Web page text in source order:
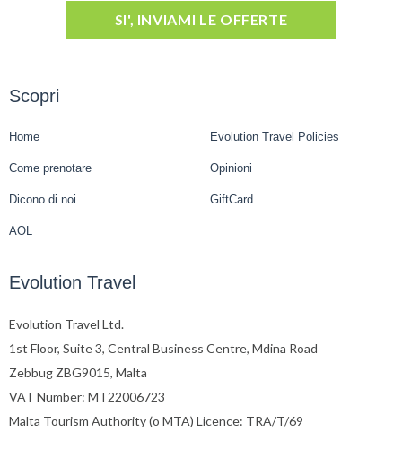
SI', INVIAMI LE OFFERTE
Scopri
Home Evolution Travel Policies
Come prenotare Opinioni
Dicono di noi GiftCard
AOL
Evolution Travel
Evolution Travel Ltd.
1st Floor, Suite 3, Central Business Centre, Mdina Road
Zebbug ZBG9015, Malta
VAT Number: MT22006723
Malta Tourism Authority (o MTA) Licence: TRA/T/69